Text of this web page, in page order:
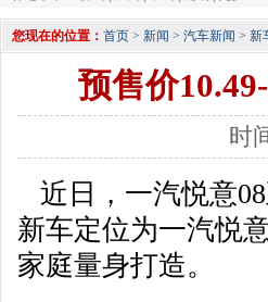
您现在的位置： 首页 > 新闻 > 汽车新闻 > 新
预售价
时
近日，一汽悦意
新车定位为一汽悦
家庭量身打造。